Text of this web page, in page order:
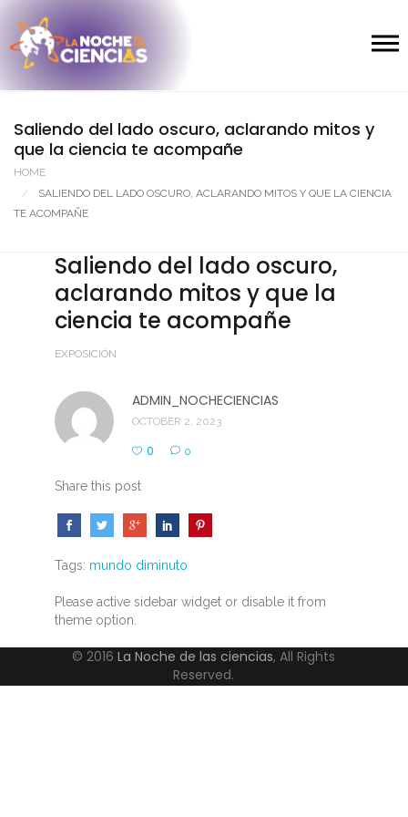
Saliendo del lado oscuro, aclarando mitos y
que la ciencia te acompañe
HOME
SALIENDO DEL LADO OSCURO, ACLARANDO MITOS Y QUE LA CIENCIA
TE ACOMPAÑE
Saliendo del lado oscuro,
aclarando mitos y que la
ciencia te acompañe
EXPOSICIÓN
ADMIN_NOCHECIENCIAS
OCTOBER 2, 2023
0 0
Share this post
Tags: mundo diminuto
Please active sidebar widget or disable it from
theme option.
© 2016La Noche de las ciencias, All Rights
Reserved.